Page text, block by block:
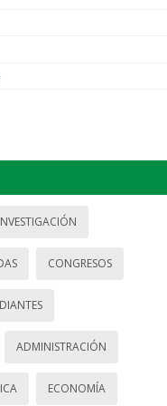
CONGRESOS
ADMINISTRACIÓN
ECONOMÍA